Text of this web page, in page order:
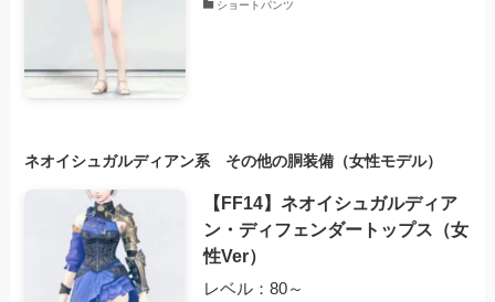
ショートパンツ
ネオイシュガルディアン系 その他の胴装備（女性モデル）
【FF14】ネオイシュガルディア
ン・ディフェンダートップス（女
性Ver）
レベル：80～